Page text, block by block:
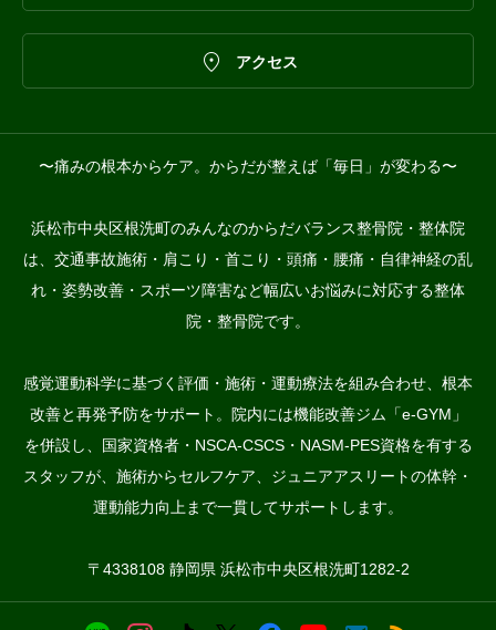
 アクセス
〜痛みの根本からケア。からだが整えば「毎日」が変わる〜
浜松市中央区根洗町のみんなのからだバランス整骨院・整体院
は、交通事故施術・肩こり・首こり・頭痛・腰痛・自律神経の乱
れ・姿勢改善・スポーツ障害など幅広いお悩みに対応する整体
院・整骨院です。
感覚運動科学に基づく評価・施術・運動療法を組み合わせ、根本
改善と再発予防をサポート。院内には機能改善ジム「e-GYM」
を併設し、国家資格者・NSCA-CSCS・NASM-PES資格を有する
スタッフが、施術からセルフケア、ジュニアアスリートの体幹・
運動能力向上まで一貫してサポートします。
〒4338108 静岡県 浜松市中央区根洗町1282-2